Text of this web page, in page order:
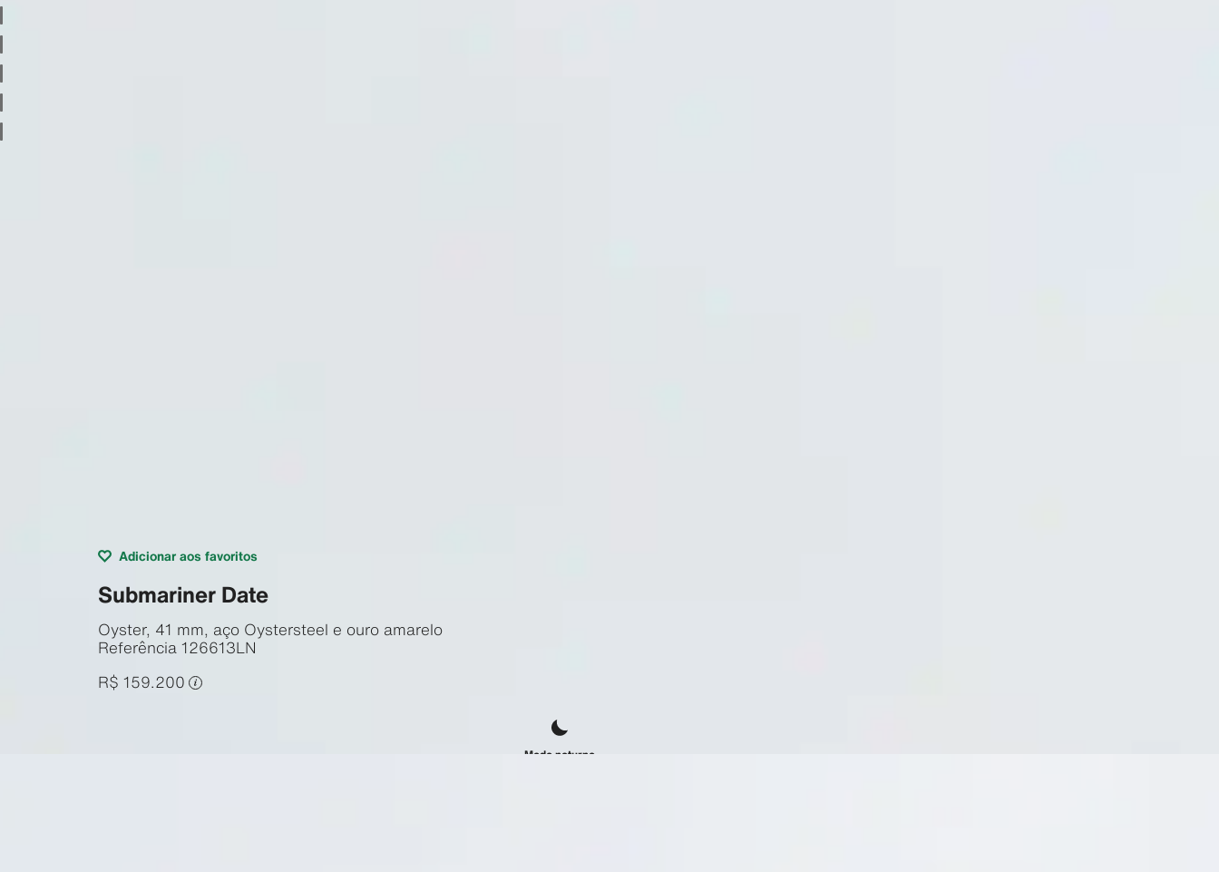
Adicionar aos favoritos
Submariner Date
Oyster, 41 mm, aço Oystersteel e ouro amarelo
Referência 126613LN
R$ 159.200
Modo noturno